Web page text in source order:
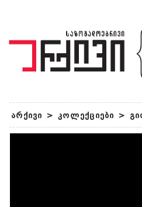
არქივი > კოლექციები >